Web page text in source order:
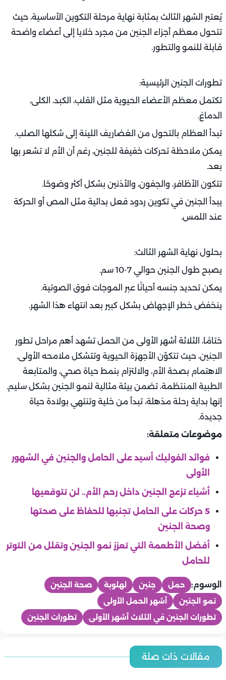
يُعتبر الشهر الثالث بمثابة نهاية مرحلة التكوين الأساسية، حيث
تتحول معظم أجزاء الجنين من مجرد خلايا إلى أعضاء واضحة
قابلة للنمو والتطور.
تطورات الجنين الرئيسية:
تكتمل معظم الأعضاء الحيوية مثل القلب، الكبد، الكلى،
الدماغ.
تبدأ العظام بالتحول من الغضاريف اللينة إلى شكلها الصلب.
يمكن ملاحظة تحركات خفيفة للجنين، رغم أن الأم لا تشعر بها
بعد.
تتكون الأظافر، والجفون، والأذنين بشكل أكثر وضوحًا.
يبدأ الجنين في تكوين ردود فعل بدائية مثل المص أو الحركة
عند اللمس.
بحلول نهاية الشهر الثالث:
يصبح طول الجنين حوالي 7-10 سم.
يمكن تحديد جنسه أحيانًا عبر الموجات فوق الصوتية.
ينخفض خطر الإجهاض بشكل كبير بعد انتهاء هذا الشهر.
ختامًا، الثلاثة أشهر الأولى من الحمل تشهد أهم مراحل تطور
الجنين، حيث تتكوّن الأجهزة الحيوية وتتشكل ملامحه الأولى.
الاهتمام بصحة الأم، والالتزام بنمط حياة صحي، والمتابعة
الطبية المنتظمة، تضمن بيئة مثالية لنمو الجنين بشكل سليم.
إنها بداية رحلة مذهلة، تبدأ من خلية وتنتهي بولادة حياة
جديدة.
موضوعات متعلقة:
فوائد الفوليك أسيد على الحامل والجنين في الشهور
الأولى
أشياء تزعج الجنين داخل رحم الأم.. لن تتوقعيها
5 حركات على الحامل تجنبها للحفاظ على صحتها
وصحة الجنين
أفضل الأطعمة التي تعزز نمو الجنين وتقلل من التوتر
للحامل
الوسوم: حمل جنين لهلوبة
صحة الجنين
نمو الجنين
أشهر الحمل الأولى
تطورات الجنين في الثلاث أشهر الأولى
تطورات الجنين
مقالات ذات صلة
ماما
أفكار لروتين نوم صحي للحامل في الثلث الأخير
ماما
ماما
ماما